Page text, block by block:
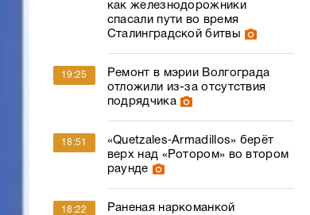
как железнодорожники
спасали пути во время
Сталинградской битвы
19:25
Ремонт в мэрии Волгограда
отложили из-за отсутствия
подрядчика
18:51
«Quetzales‑Armadillos» берёт
верх над «Ротором» во втором
раунде
18:22
Раненая наркоманкой